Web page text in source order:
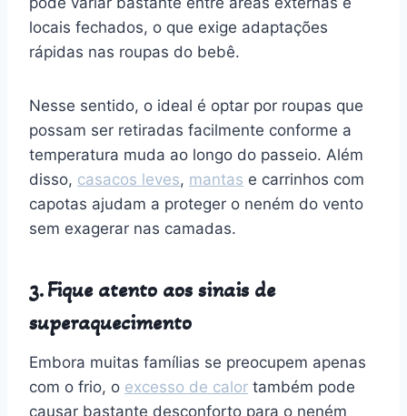
locais fechados, o que exige adaptações
rápidas nas roupas do bebê.
Nesse sentido, o ideal é optar por roupas que
possam ser retiradas facilmente conforme a
temperatura muda ao longo do passeio. Além
disso, casacos leves, mantas e carrinhos com
capotas ajudam a proteger o neném do vento
sem exagerar nas camadas.
3. Fique atento aos sinais de
superaquecimento
Embora muitas famílias se preocupem apenas
com o frio, o excesso de calor também pode
causar bastante desconforto para o neném